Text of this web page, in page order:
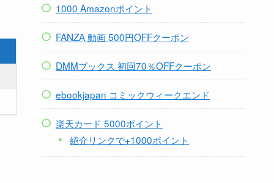
1000 Amazonポイント
FANZA 動画 500円OFFクーポン
DMMブックス 初回70％OFFクーポン
ebookjapan コミックウィークエンド
楽天カード 5000ポイント
紹介リンクで+1000ポイント